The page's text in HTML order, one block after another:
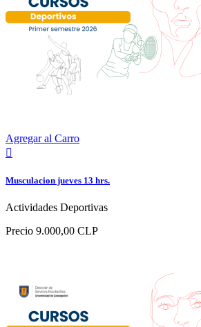
Agregar al Carro

Musculacion jueves 13 hrs.
Actividades Deportivas
Precio 9.000,00 CLP